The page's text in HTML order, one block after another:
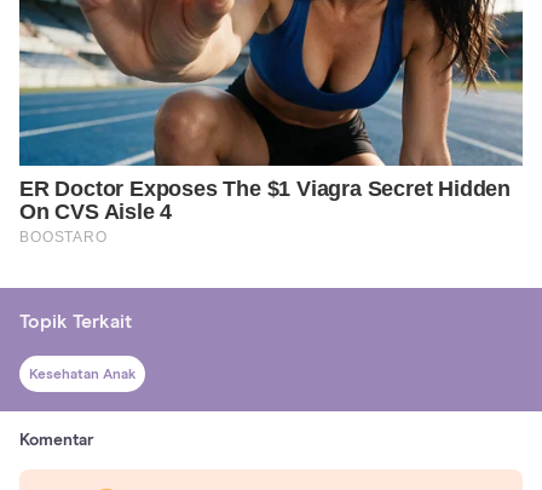
Topik Terkait
Kesehatan Anak
Komentar